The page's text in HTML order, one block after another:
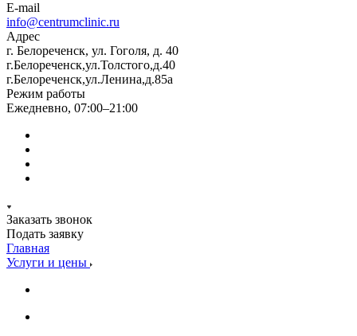
E-mail
info@centrumclinic.ru
Адрес
г. Белореченск, ул. Гоголя, д. 40
г.Белореченск,ул.Толстого,д.40
г.Белореченск,ул.Ленина,д.85а
Режим работы
Ежедневно, 07:00–21:00
Заказать звонок
Подать заявку
Главная
Услуги и цены